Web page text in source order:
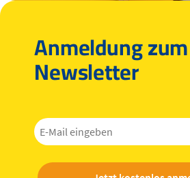
Anmeldung zum
Newsletter